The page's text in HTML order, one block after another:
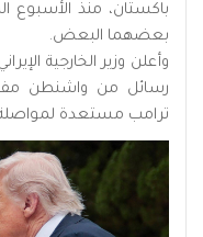
باكستان، منذ
بعضهما البعض.
وأعلن وزير الخارجية
رسائل من واشنطن
ترامب مستعدة لمواصلة